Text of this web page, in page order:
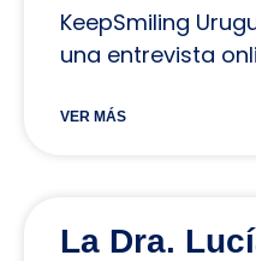
KeepSmiling
una entrevista
VER MÁS
La Dra.